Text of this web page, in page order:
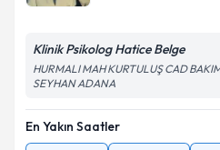
Klinik Psikolog Hatice Belge
HURMALI MAH KURTULUŞ CAD
SEYHAN ADANA
En Yakın Saatler